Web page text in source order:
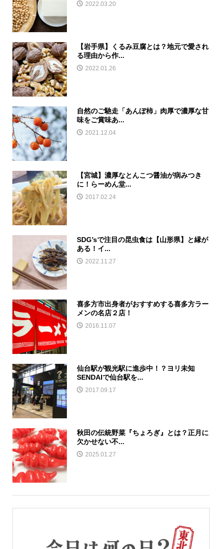
2022.03.20
【岩手県】くるみ豆腐とは？地元で愛され
る理由から作...
2022.01.26
自然のご馳走「あんぽ柿」肉厚で濃厚な甘
味をご賞味あ...
2021.12.04
【宮城】濃厚なとんこつ醤油が病みつき
に！らーめん堂...
2017.02.24
SDG’sで注目の昆虫食は【山形県】と縁が
ある！イ...
2022.11.27
喜多方市出身者がおすすめする喜多方ラー
メンの名店２店！
2016.11.07
仙台駅が観光駅に進歩中！？ヨリ未知
SENDAIで仙台駅を...
2017.09.17
秋田の伝統野菜『ちょろぎ』とは？正月に
欠かせない不...
2025.01.27